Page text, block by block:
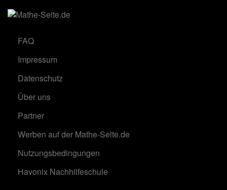
FAQ
Impressum
Datenschutz
Über uns
Partner
Werben auf der Mathe-Seite.de
Nutzungsbedingungen
Havonix Nachhilfeschule